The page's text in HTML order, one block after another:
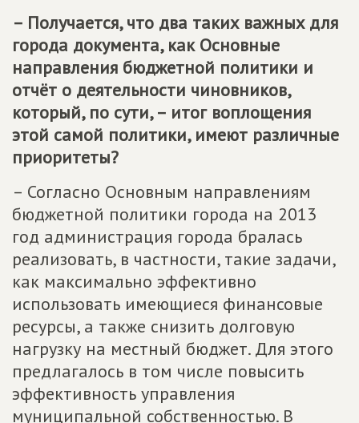
– Получается, что два таких важных для
города документа, как Основные
направления бюджетной политики и
отчёт о деятельности чиновников,
который, по сути, – итог воплощения
этой самой политики, имеют различные
приоритеты?
– Согласно Основным направлениям
бюджетной политики города на 2013
год администрация города бралась
реализовать, в частности, такие задачи,
как максимально эффективно
использовать имеющиеся финансовые
ресурсы, а также снизить долговую
нагрузку на местный бюджет. Для этого
предлагалось в том числе повысить
эффективность управления
муниципальной собственностью. В